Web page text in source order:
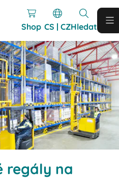
Shop CS | CZHledat
regály na